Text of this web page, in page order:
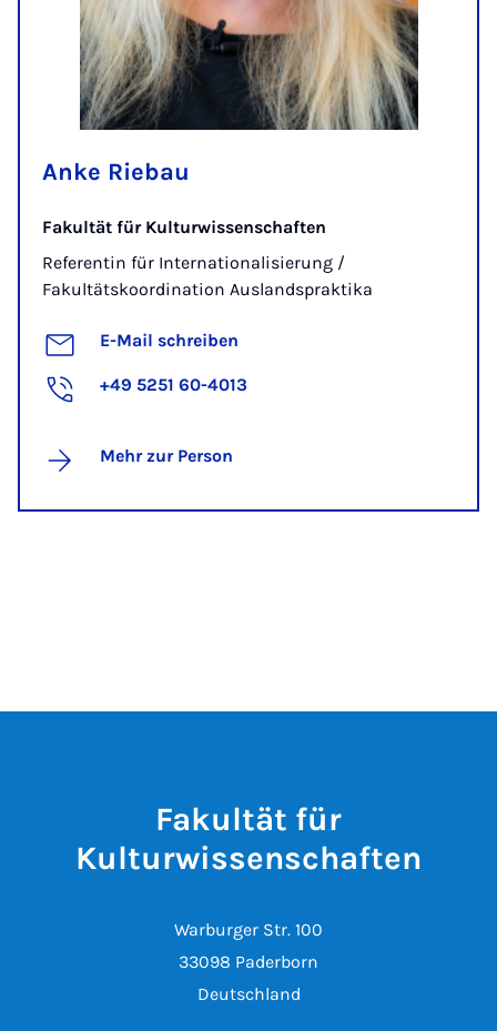
Anke Riebau
Fakultät für Kulturwissenschaften
Referentin für Internationalisierung /
Fakultätskoordination Auslandspraktika
E-Mail schreiben
+49 5251 60-4013
Mehr zur Person
Fakultät für
Kulturwissenschaften
Warburger Str. 100
33098 Paderborn
Deutschland